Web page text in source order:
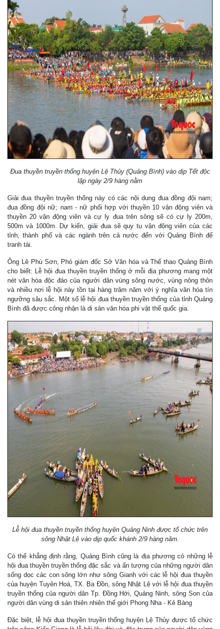
Đua thuyền truyền thống huyện Lệ Thủy (Quảng Bình) vào dịp Tết độc
lập ngày 2/9 hàng nằm
Giải đua thuyền truyền thống này có các nội dung đua đồng đội nam;
đua đồng đội nữ; nam - nữ phối hợp với thuyền 10 vận động viên và
thuyền 20 vận động viên và cự ly đua trên sông sẽ có cự ly 200m,
500m và 1000m. Dự kiến, giải đua sẽ quy tụ vận động viên của các
tỉnh, thành phố và các ngành trên cả nước đến với Quảng Bình để
tranh tài.
Ông Lê Phú Sơn, Phó giám đốc Sở Văn hóa và Thể thao Quảng Bình
cho biết: Lễ hội đua thuyền truyền thống ở mỗi địa phương mang một
nét văn hóa độc đáo của người dân vùng sông nước, vùng nông thôn
và nhiều nơi lễ hội này tồn tại hàng trăm năm với ý nghĩa văn hóa tín
ngưỡng sâu sắc. Một số lễ hội đua thuyền truyền thống của tỉnh Quảng
Bình đã được công nhận là di sản văn hóa phi vật thể quốc gia.
Lễ hội đua thuyền truyền thống huyện Quảng Ninh được tổ chức trên
sông Nhật Lệ vào dịp quốc khánh 2/9 hàng năm.
Có thể khẳng định rằng, Quảng Bình cũng là địa phương có những lễ
hội đua thuyền truyền thống đặc sắc và ấn tượng của những người dân
sống dọc các con sông lớn như sông Gianh với các lễ hội đua thuyền
của huyện Tuyên Hoá, TX. Ba Đồn, sông Nhật Lệ với lễ hội đua thuyền
truyền thống của người dân Tp. Đồng Hới, Quảng Ninh, sông Son của
người dân vùng di sản thiên nhiên thế giới Phong Nha - Kẻ Bàng
Đặc biệt, lễ hội đua thuyền truyền thống huyện Lệ Thủy được tổ chức